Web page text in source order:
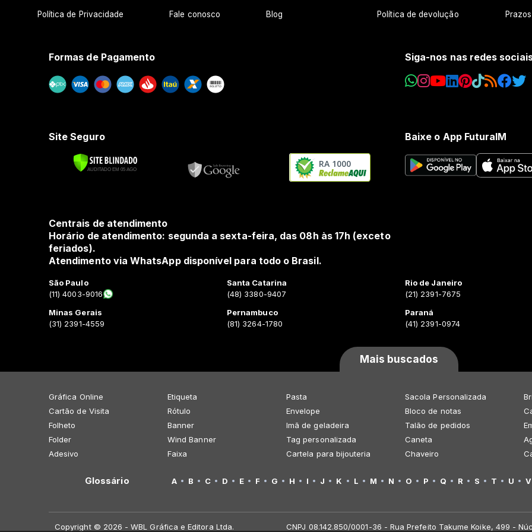
Política de Privacidade Fale conosco Blog Política de devolução Prazos
Formas de Pagamento Siga-nos nas redes
Site Seguro
RA 1000
Baixe o App FuturaIM
Centrais de atendimento
Horário de atendimento: segunda a sexta-feira, das 08h às 17h (exceto
feriados).
Atendimento via WhatsApp disponível para todo o Brasil.
São Paulo
(11) 4003-9016
Minas Gerais
(31) 2391-4559
Santa Catarina
(48) 3380-9407
Pernambuco
(81) 3264-1780
Rio de Janeiro
(21) 2391-7675
Paraná
(41) 2391-0974
Mais buscados
Gráfica Online
Cartão de Visita
Folheto
Folder
Adesivo
Etiqueta
Rótulo
Banner
Wind Banner
Faixa
Pasta
Envelope
Imã de geladeira
Tag personalizada
Cartela para bijouteria
Sacola Personalizada
Bloco de notas
Talão de pedidos
Caneta
Chaveiro
Glossário A B C D E F G H I J K L M N O P Q R S T U V
Copyright © 2026 - WBL Gráfica e Editora Ltda. CNPJ 08.142.850/0001-36 - Rua Prefeito Takume Koike, 499 -